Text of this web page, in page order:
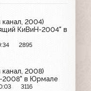
2004)
КиВиН-2004" в
2895
2008)
2008" в Юрмале
3116